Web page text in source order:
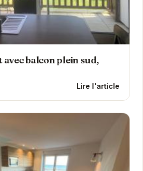
balcon plein sud,
Lire l'article